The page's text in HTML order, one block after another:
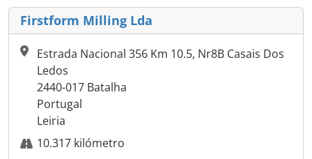
Firstform Milling Lda
Estrada Nacional 356 Km 10.5, Nr8B Casais Dos
Ledos
2440-017 Batalha
Portugal
Leiria
10.317 kilómetro